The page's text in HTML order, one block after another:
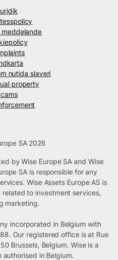
nutida slaveri
property
SA 2026
by Wise Europe SA and Wise
SA is responsible for any
Wise Assets Europe AS is
to investment services,
marketing.
incorporated in Belgium with
Our registered office is at Rue
Brussels, Belgium. Wise is a
in Belgium.